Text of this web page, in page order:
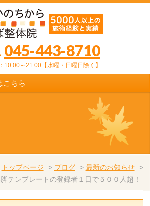
045-443-8710
10:00～21:00【水曜・日曜日除く】
こちら
トップページ > ブログ > 最新のお知らせ >
脚テンプレートの登録者１日で５００人超！